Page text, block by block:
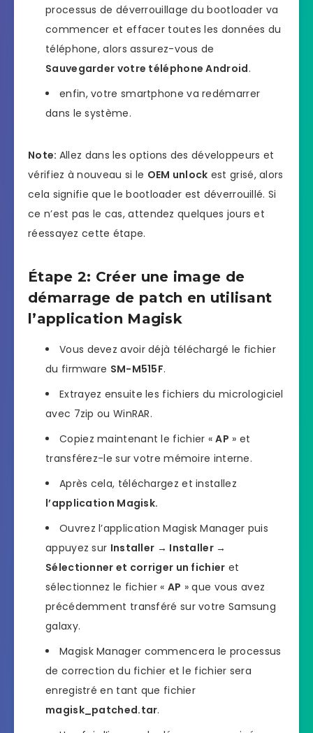
processus de déverrouillage du bootloader va
commencer et effacer toutes les données du
téléphone, alors assurez-vous de
Sauvegarder votre téléphone Android.
enfin, votre smartphone va redémarrer
dans le système.
Note: Allez dans les options des développeurs et
vérifiez à nouveau si le OEM unlock est grisé, alors
cela signifie que le bootloader est déverrouillé. Si
ce n’est pas le cas, attendez quelques jours et
réessayez cette étape.
Étape 2: Créer une image de
démarrage de patch en utilisant
l’application Magisk
Vous devez avoir déjà téléchargé le fichier
du firmware SM-M515F.
Extrayez ensuite les fichiers du micrologiciel
avec 7zip ou WinRAR.
Copiez maintenant le fichier «AP » et
transférez-le sur votre mémoire interne.
Après cela, téléchargez et installez
l’application Magisk.
Ouvrez l’application Magisk Manager puis
appuyez sur Installer → Installer →
Sélectionner et corriger un fichier et
sélectionnez le fichier « AP » que vous avez
précédemment transféré sur votre Samsung
galaxy.
Magisk Manager commencera le processus
de correction du fichier et le fichier sera
enregistré en tant que fichier
magisk_patched.tar.